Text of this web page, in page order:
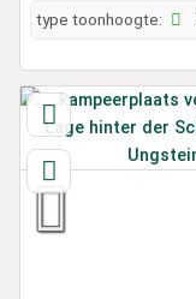
type toonhoogte: